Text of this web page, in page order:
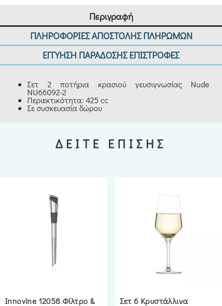
Περιγραφή
ΠΛΗΡΟΦΟΡΙΕΣ ΑΠΟΣΤΟΛΗΣ ΠΛΗΡΩΜΩΝ
ΕΓΓΥΗΣΗ ΠΑΡΑΔΟΣΗΣ ΕΠΙΣΤΡΟΦΕΣ
Σετ 2 ποτήρια κρασιού γευσιγνωσίας Nude
NU66092-2
Περιεκτικότητα: 425 cc
Σε συσκευασία δώρου
ΔΕΙΤΕ ΕΠΙΣΗΣ
Innovine 12058 Φίλτρο &
Σετ 6 Κρυστάλλινα